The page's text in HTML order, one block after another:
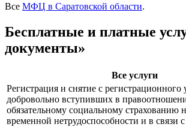
Все МФЦ в Саратовской области.
Бесплатные и платные
документы»
Все услуги
Регистрация и снятие с регистрационного
добровольно вступивших в
обязательному социальному страхованию
временной нетрудоспособности и в связи